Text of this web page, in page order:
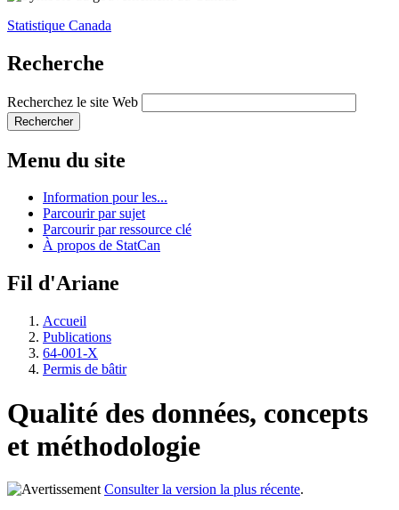
Statistique Canada
Recherche
Recherchez le site Web
Menu du site
Information pour les...
Parcourir par sujet
Parcourir par ressource clé
À propos de StatCan
Fil d'Ariane
Accueil
Publications
64-001-X
Permis de bâtir
Qualité des données, concepts
et méthodologie
Consulter la version la plus récente.